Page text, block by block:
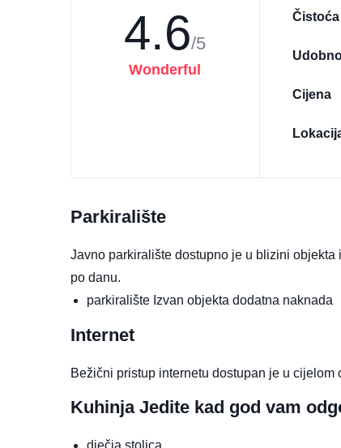
4.6/5
Wonderful
Čistoća
Cijena
Parkiralište
Javno parkiralište dostupno je u blizini
po danu.
parkiralište Izvan objekta dodatna naknada
Internet
Bežični pristup internetu dostupan je u cijelom
Kuhinja Jedite kad god vam
dječja stolica